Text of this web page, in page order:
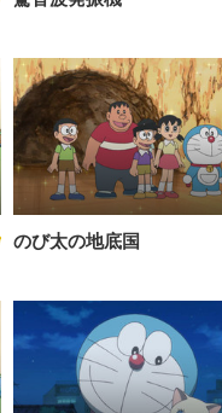
のび太の地底国